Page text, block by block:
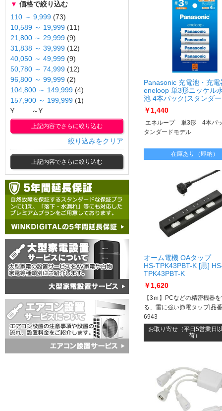
Panasonic 充電池・充電
eneloop 単3形ニッケル
池 4本パック(スタンダ
ル) BK-3MCDK/4H BK-
3MCDK/4H
￥1,440
エネループ 単3形 4本パ
タンダードモデル
在庫あり（即納）
オーム電機 OAタップ
HS-TPK43PBT-K [黒]
TPK43PBT-K
￥1,620
【3ｍ】PCなどの精密機器
る、雷に強い節電タップ[品
6943
お取り寄せ（平日5営業日
荷）
▼ 価格で絞り込む
110 ～ 9,999 (73)
10,589 ～ 19,999 (11)
21,800 ～ 29,999 (9)
31,838 ～ 39,999 (12)
40,050 ～ 49,999 (9)
50,780 ～ 74,999 (12)
96,800 ～ 99,999 (2)
104,800 ～ 149,999 (4)
157,900 ～ 199,999 (1)
¥
～¥
上記内容でさらに絞り込む
絞り込みをクリア
上記内容でさらに絞り込む